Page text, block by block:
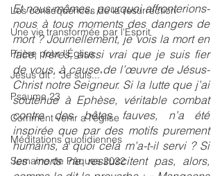
Les conséquences de la résurrection
Une vie transformée par l'Esprit
Prière pour l'Église
Jésus dit : "Je suis..."
Psaume 23
Comment venir a l'église
Méditations quotidiennes
Semaine de Pâques 2022
﻿Et nous-mêmes, pourquoi affronterions-
nous à tous moments des dangers de
mort ? ﻿Journellement, je vois la mort en
face, frères, aussi vrai que je suis fier
de vous, à cause de l’œuvre de Jésus-
Christ notre Seigneur. ﻿Si la lutte que j’ai
soutenue à Ephèse, véritable combat
contre des bêtes fauves, n’a été
inspirée que par des motifs purement
humains, à quoi cela m’a-t-il servi ? Si
les morts ne ressuscitent pas, alors,